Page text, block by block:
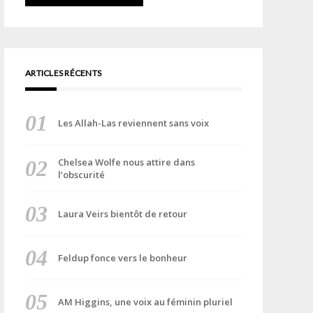
ARTICLES RÉCENTS
Les Allah-Las reviennent sans voix
Chelsea Wolfe nous attire dans
l’obscurité
Laura Veirs bientôt de retour
Feldup fonce vers le bonheur
AM Higgins, une voix au féminin pluriel